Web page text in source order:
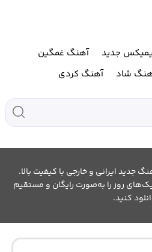
جدید
آهنگ غمگین
شاد آهنگ کردی
ایرانی و خارجی با کیفیت بالا.
روز را به‌صورت رایگان و مستقیم
کنید.